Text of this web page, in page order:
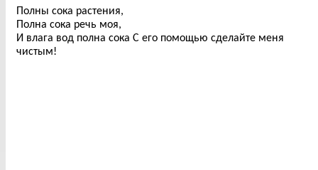
Полны сока растения,
Полна сока речь моя,
И влага вод полна сока С его помощью сделайте меня
чистым!